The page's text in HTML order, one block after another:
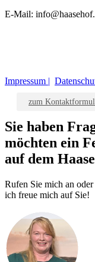
E-Mail:
Impressum |
zum
Sie haben
möchten ein
auf dem
Rufen Sie mich an
ich freue mich auf Sie!